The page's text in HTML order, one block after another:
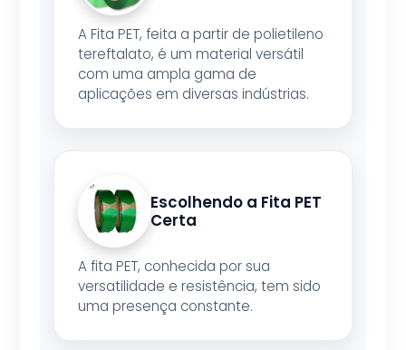
A Fita PET, feita a partir de polietileno
tereftalato, é um material versátil
com uma ampla gama de
aplicações em diversas indústrias.
Escolhendo a Fita PET
Certa
A fita PET, conhecida por sua
versatilidade e resistência, tem sido
uma presença constante.